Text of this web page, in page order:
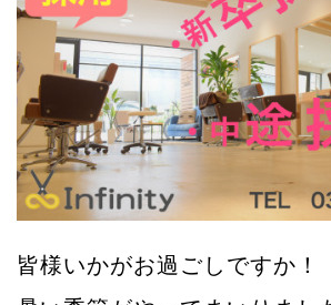
皆様いかがお過ごしですか！